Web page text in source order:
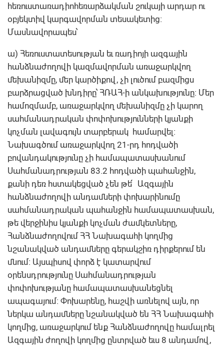
հեռուստառադիոհեռարձակման շուկայի արդար ու
օբյեկտիվ կարգավորման տեսակետից։
Մասնավորապես՝
ա) Հեռուստատեսության եւ ռադիոյի ազգային
հանձնաժողովի կազմավորման առաջարկվող
մեխանիզմը, մեր կարծիքով, չի լուծում բազմիցս
բարձրացված խնդիրը՝ ՀՌԱՀ-ի անկախությունը։ Մեր
համոզմամբ, առաջարկվող մեխանիզմը չի կարող
սահմանադրական փոփոխությունների կյանքի
կոչման լավագույն տարբերակ համարվել։
Նախագծում առաջարկվող 21-րդ հոդվածի
բովանդակությունը չի համապատասխանում
Սահմանադրության 83.2 հոդվածի պահանջին,
քանի դեռ հստակեցված չեն թե՛ Ազգային
հանձնաժողովի անդամների փոխարինումը
սահմանադրական պահանջին համապատասխան,
թե վերջինիս կյանքի կոչման ժամկետները,
Հանձնաժողովում ՀՀ Նախագահի կողմից
նշանակված անդամները գերակշիռ դիրքերում են
մնում։ Այսպիսով փորձ է կատարվում
օրենսդրությունը Սահմանադրության
փոփոխությանը համապատասխանեցնել
ապագայում։ Փոխարենը, հաշվի առնելով այն, որ
ներկա անդամները նշանակված են ՀՀ Նախագահի
կողմից, առաջարկում ենք Հանձնաժողովը համալրել
Ազգային ժողովի կողմից ընտրված եւս 8 անդամով,